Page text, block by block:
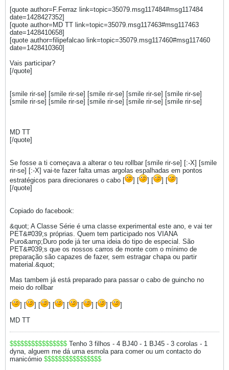
[quote author=F.Ferraz link=topic=35079.msg117484#msg117484
date=1428427352]
[quote author=MD TT link=topic=35079.msg117463#msg117463
date=1428410658]
[quote author=filipefalcao link=topic=35079.msg117460#msg117460
date=1428410360]
Vais participar?
[/quote]
[smile rir-se] [smile rir-se] [smile rir-se] [smile rir-se] [smile rir-se]
[smile rir-se] [smile rir-se] [smile rir-se] [smile rir-se] [smile rir-se]
MD TT
[/quote]
Se fosse a ti começava a alterar o teu rollbar [smile rir-se] [:-X] [smile
rir-se] [:-X] vai-te fazer falta umas argolas espalhadas em pontos
estratégicos para direcionares o cabo [
] [ ] [ ] [
]
[/quote]
Copiado do facebook:
&quot; A Classe Série é uma classe experimental este ano, e vai ter
PET&#039;s próprias. Quem tem participado nos VIANA
Puro&amp;Duro pode já ter uma ideia do tipo de especial. São
PET&#039;s que os nossos carros de monte com o mínimo de
preparação são capazes de fazer, sem estragar chapa ou partir
material.&quot;
Mas tambem já está preparado para passar o cabo de guincho no
meio do rollbar
[ ] [ ] [ ] [ ] [ ] [ ] [ ] [
]
MD TT
$$$$$$$$$$$$$$$$ Tenho 3 filhos - 4 BJ40 - 1 BJ45 - 3 corolas - 1
dyna, alguem me dá uma esmola para comer ou um contacto do
manicómio $$$$$$$$$$$$$$$$